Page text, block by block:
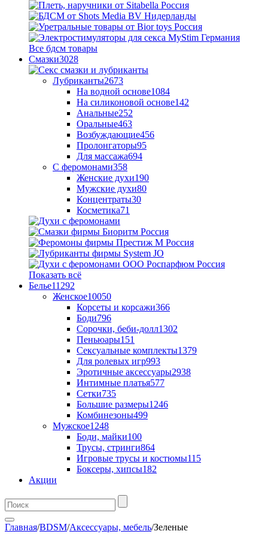
Все бдсм товары
Смазки3028
Лубриканты2673
На водной основе1084
На силиконовой основе142
Анальные252
Оральные463
Возбуждающие456
Пролонгаторы95
Для массажа694
С феромонами358
Женские духи190
Мужские духи80
Концентраты30
Косметика71
Показать всё
Белье11292
Женское10050
Корсеты и корсажи366
Боди796
Сорочки, беби-долл1302
Пеньюары151
Сексуальные комплекты1379
Для ролевых игр993
Эротичные аксессуары2938
Интимные платья577
Сетки735
Большие размеры1246
Комбинезоны499
Мужское1248
Боди, майки100
Трусы, стринги864
Игровые трусы и костюмы115
Боксеры, хипсы182
Акции
Главная/BDSM/Аксессуары, мебель/Зеленые